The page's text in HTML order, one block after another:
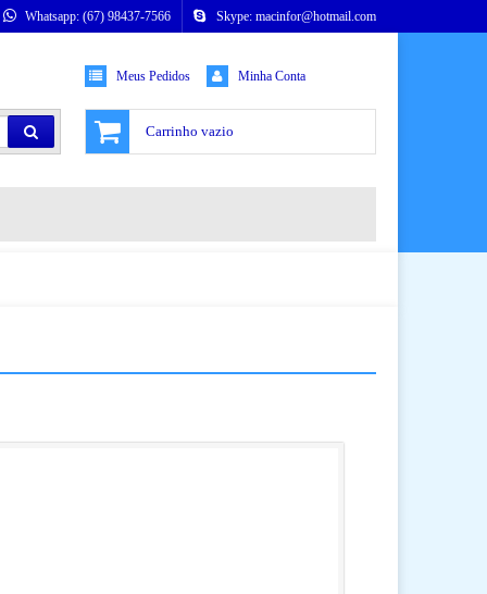
Whatsapp: (67) 98437-7566 Skype: macinfor@hotmail.com
Meus Pedidos Minha Conta
Carrinho vazio